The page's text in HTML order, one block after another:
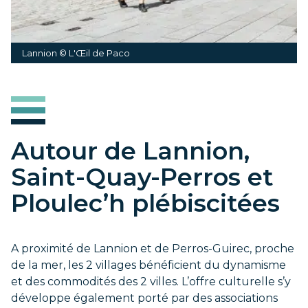
Lannion © L'Œil de Paco
Autour de Lannion,
Saint-Quay-Perros et
Ploulec’h plébiscitées
A proximité de Lannion et de Perros-Guirec, proche
de la mer, les 2 villages bénéficient du dynamisme
et des commodités des 2 villes. L’offre culturelle s’y
développe également porté par des associations